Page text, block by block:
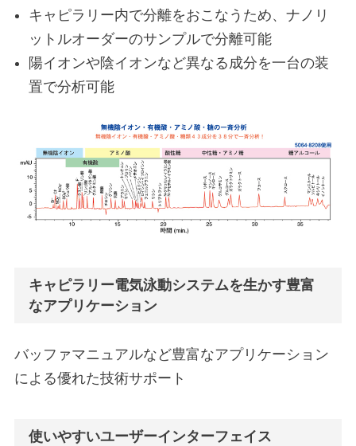
キャピラリー内で分離をおこなうため、ナノリ
ットルオーダーのサンプルで分離可能
陽イオンや陰イオンなど異なる成分を一台の装
置で分析可能
キャピラリー電気泳動システムを生かす豊富
なアプリケーション
バッファマニュアルなど豊富なアプリケーション
による優れた技術サポート
使いやすいユーザーインターフェイス